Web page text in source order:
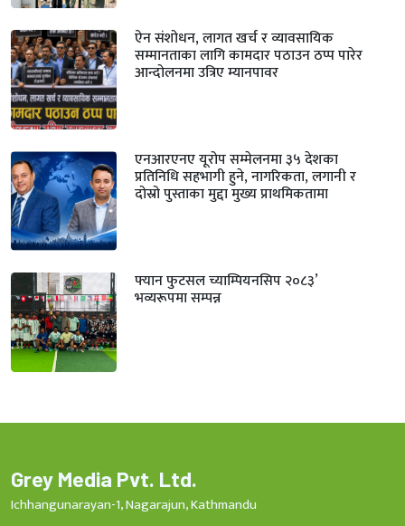
ऐन संशोधन, लागत खर्च र व्यावसायिक
सम्मानताका लागि कामदार पठाउन ठप्प पारेर
आन्दोलनमा उत्रिए म्यानपावर
एनआरएनए यूरोप सम्मेलनमा ३५ देशका
प्रतिनिधि सहभागी हुने, नागरिकता, लगानी र
दोस्रो पुस्ताका मुद्दा मुख्य प्राथमिकतामा
फ्यान फुटसल च्याम्पियनसिप २०८३’
भव्यरूपमा सम्पन्न
Grey Media Pvt. Ltd.
Ichhangunarayan-1, Nagarajun, Kathmandu